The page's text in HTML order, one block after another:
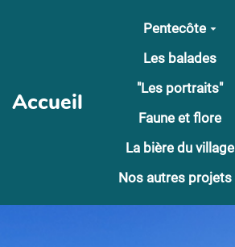
Aller au contenu principal
Accueil
Pentecôte
Les balades
"Les portraits"
Faune et flore
La bière du village
Nos autres projets